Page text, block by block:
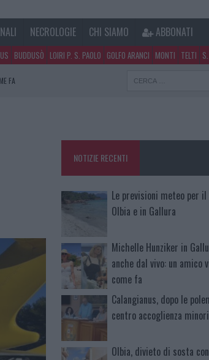
NECROLOGIE CHI SIAMO ABBONATI
BUDDUSÒ LOIRI P. S. PAOLO GOLFO ARANCI MONTI TELTI
FA
NOTIZIE RECENTI
Le previsioni meteo per il
Olbia e in Gallura
Michelle Hunziker in
anche dal vivo: un amico
come fa
Calangianus, dopo le
centro accoglienza
Olbia, divieto di sosta